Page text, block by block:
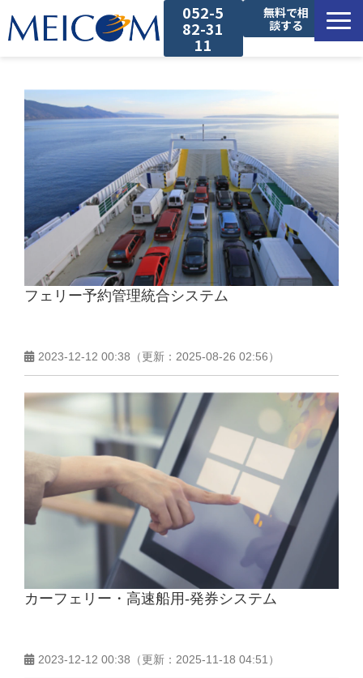
052-5
82-31
11
無料で相
談する
導入事例
セミナー
お役立ち資料
フェリー予約管理統合システム
2023-12-12 00:38 （更新： 2025-08-26 02:56）
カーフェリー・高速船用-発券システム
2023-12-12 00:38 （更新： 2025-11-18 04:51）